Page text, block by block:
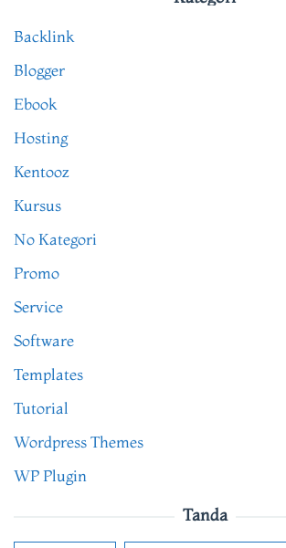
Backlink
Blogger
Ebook
Hosting
Kentooz
Kursus
No Kategori
Promo
Service
Software
Templates
Tutorial
Wordpress Themes
WP Plugin
Tanda